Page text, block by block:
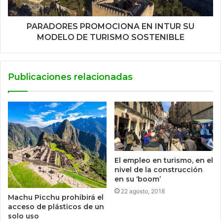
PARADORES PROMOCIONA EN INTUR SU
MODELO DE TURISMO SOSTENIBLE
Publicaciones relacionadas
Machu Picchu prohibirá el
acceso de plásticos de un
solo uso
El empleo en turismo, en el
nivel de la construcción
en su ‘boom’
22 agosto, 2018